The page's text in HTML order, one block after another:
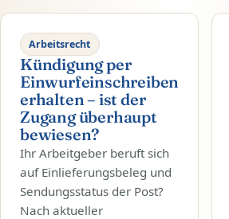
Arbeitsrecht
Kündigung per
Einwurfeinschreiben
erhalten – ist der
Zugang überhaupt
bewiesen?
Ihr Arbeitgeber beruft sich
auf Einlieferungsbeleg und
Sendungsstatus der Post?
Nach aktueller